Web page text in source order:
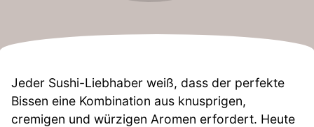
Jeder Sushi-Liebhaber weiß, dass der perfekte
Bissen eine Kombination aus knusprigen,
cremigen und würzigen Aromen erfordert. Heute